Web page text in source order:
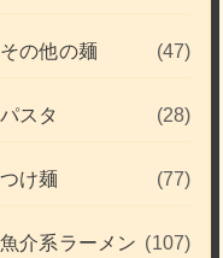
その他の麺 (47)
パスタ (28)
つけ麺 (77)
魚介系ラーメン (107)